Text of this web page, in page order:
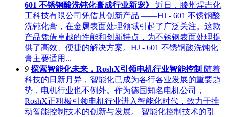
601 不锈钢酸洗钝化膏成行业新宠》
近日，滕州焊吉化
工科技有限公司凭借其创新产品 ——HJ - 601 不锈钢酸
洗钝化膏，在金属表面处理领域引起了广泛关注。这款
产品凭借卓越的性能和创新特点，为不锈钢表面处理提
供了高效、便捷的解决方案。HJ - 601 不锈钢酸洗钝化
膏主要适用...
9 探索智能化未来，RoshX引领电机行业智能控制 随着
科技的日新月异，智能化已成为各行各业发展的重要趋
势，电机行业也不例外。作为德国知名电机公司，
RoshX正积极引领电机行业进入智能化时代，致力于推
动智能控制技术的创新与发展。 智能化控制技术的引